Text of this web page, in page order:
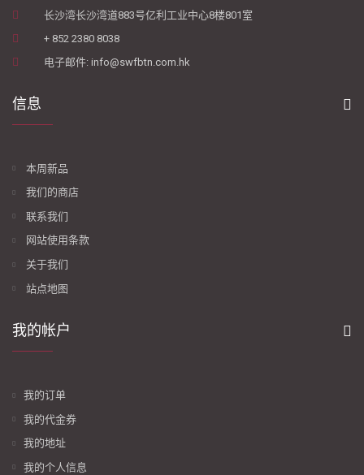
长沙湾长沙湾道883号亿利工业中心8楼801室
+ 852 2380 8038
电子邮件: info@swfbtn.com.hk
信息
本周新品
我们的商店
联系我们
网站使用条款
关于我们
站点地图
我的帐户
我的订单
我的代金券
我的地址
我的个人信息